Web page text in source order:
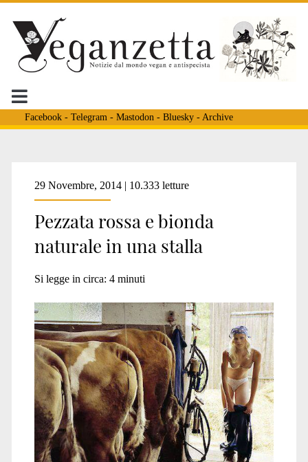
Facebook- Telegram - Mastodon - Bluesky- Archive
Tag:
<span>immagine
donna</span>
29 Novembre, 2014 | 10.333 letture
Pezzata rossa e bionda
naturale in una stalla
Si legge in circa: 4 minuti